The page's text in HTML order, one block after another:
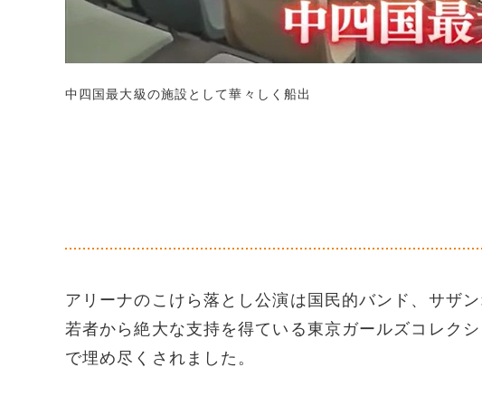
中四国最大級の施設として華々しく船出
アリーナのこけら落とし公演は国民的バンド、サザ
若者から絶大な支持を得ている東京ガールズコレク
で埋め尽くされました。